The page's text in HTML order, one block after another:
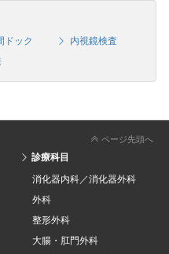
ドック
内視鏡検査
ページ先頭へ
診療科目
消化器内科／消化器外科
外科
整形外科
大腸・肛門外科